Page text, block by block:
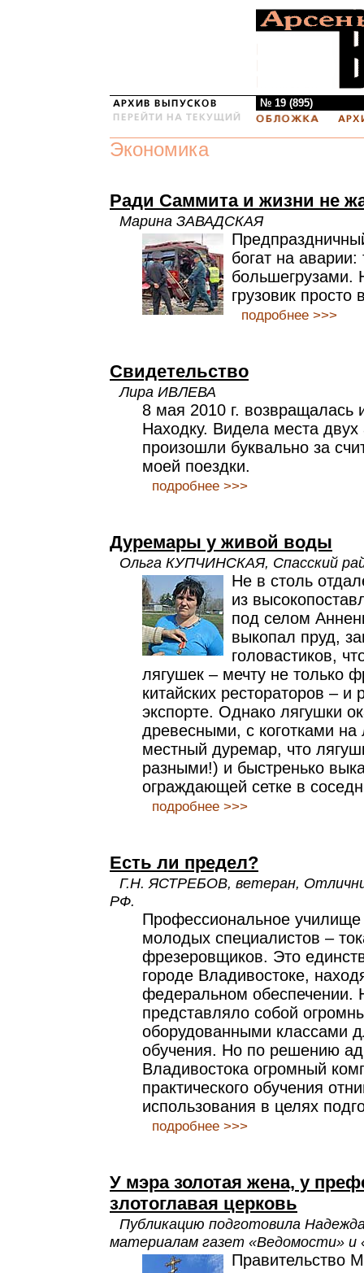
№ 19 (895)
Экономика
Ради Саммита и жизни не
Марина ЗАВАДСКАЯ
богат на
большегрузами.
грузовик просто
подробнее >>>
Свидетельство
Лира ИВЛЕВА
8 мая 2010 г. возвращалась
Находку. Видела места
произошли буквально за
моей поездки.
подробнее >>>
Дуремары у живой воды
Ольга КУПЧИНСКАЯ, Спасский
Не в столь
из
под селом
выкопал пруд,
головастиков,
лягушек – мечту не только
китайских рестораторов – и
экспорте. Однако лягушки
древесными, с коготками на
местный дуремар, что
разными!) и быстренько
ограждающей сетке в
подробнее >>>
Есть ли предел?
Г.Н. ЯСТРЕБОВ, ветеран,
РФ.
Профессиональное
молодых специалистов –
фрезеровщиков. Это
городе Владивостоке,
федеральном обеспечении.
представляло собой
оборудованными классами
обучения. Но по решению
Владивостока огромный
практического обучения
использования в целях
подробнее >>>
У мэра золотая жена, у
злотоглавая церковь
Публикацию подготовила
материалам газет «Ведомости» и
Правительство